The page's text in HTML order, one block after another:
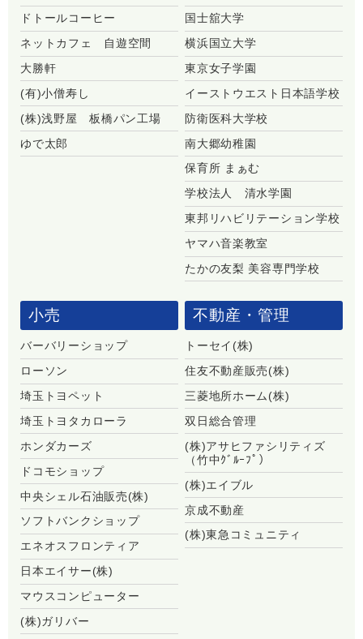
ドトールコーヒー
ネットカフェ 自遊空間
大勝軒
(有)小僧寿し
(株)浅野屋 板橋パン工場
ゆで太郎
国士舘大学
横浜国立大学
東京女子学園
イーストウエスト日本語学校
防衛医科大学校
南大郷幼稚園
保育所 まぁむ
学校法人 清水学園
東邦リハビリテーション学校
ヤマハ音楽教室
たかの友梨 美容専門学校
小売
バーバリーショップ
ローソン
埼玉トヨペット
埼玉トヨタカローラ
ホンダカーズ
ドコモショップ
中央シェル石油販売(株)
ソフトバンクショップ
エネオスフロンティア
日本エイサー(株)
マウスコンピューター
(株)ガリバー
不動産・管理
トーセイ(株)
住友不動産販売(株)
三菱地所ホーム(株)
双日総合管理
(株)アサヒファシリティズ
（竹中ｸﾞﾙｰﾌﾟ）
(株)エイブル
京成不動産
(株)東急コミュニティ